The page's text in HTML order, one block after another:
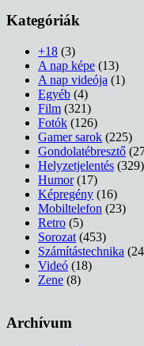
Kategóriák
+18 (3)
A nap képe (13)
A nap videója (1)
Egyéb (4)
Film (321)
Fotók (126)
Gamer sarok (225)
Gondolatébresztő
Helyzetjelentés (329)
Humor(17)
Képregény (16)
Mobiltelefon (23)
Retro (5)
Sorozat (453)
Számítástechnika
Videó (18)
Zene (8)
Archívum